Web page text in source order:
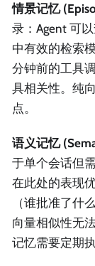
情景记忆
录：Agent 可
中有效的检索
分钟前的工具
具相关性。纯
点。
语义记忆
于单个会话但
在此处的表现
（谁批准了什
向量相似性无
记忆需要定期